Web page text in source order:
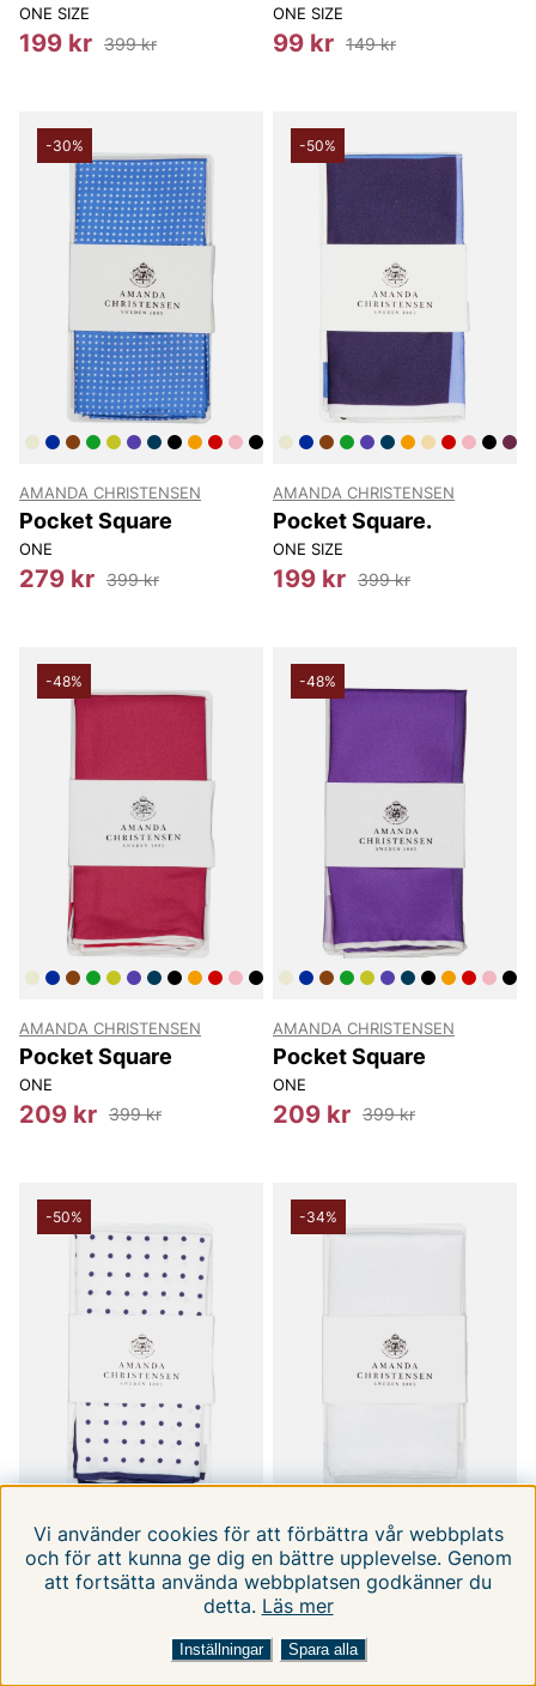
FILTRERA EFTER SORTERA EFTER:
ONE SIZE
199 kr 399 kr
ONE SIZE
99 kr 149 kr
-30%
AMANDA CHRISTENSEN
Pocket Square
ONE
279 kr 399 kr
-50%
AMANDA CHRISTENSEN
Pocket Square.
ONE SIZE
199 kr 399 kr
-48%
AMANDA CHRISTENSEN
Pocket Square
ONE
209 kr 399 kr
-48%
AMANDA CHRISTENSEN
Pocket Square
ONE
209 kr 399 kr
-50%
AMANDA CHRISTENSEN
Pocket Square.
-34%
AMANDA CHRISTENSEN
Ceremony Pocket
ONE SIZE
99 kr 149 kr
Vi använder cookies för att förbättra vår webbplats
och för att kunna ge dig en bättre upplevelse. Genom
att fortsätta använda webbplatsen godkänner du
detta. Läs mer
Inställningar Spara alla